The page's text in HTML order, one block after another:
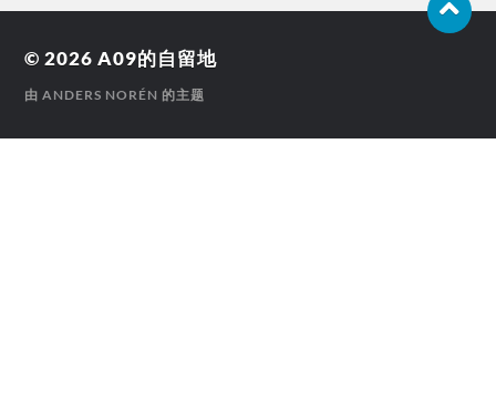
© 2026A09的自留地
由ANDERS NORÉN 的主题